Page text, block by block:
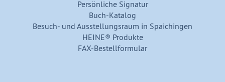
Persönliche Signatur
Buch-Katalog
Besuch- und Ausstellungsraum in Spaichingen
HEINE® Produkte
FAX-Bestellformular